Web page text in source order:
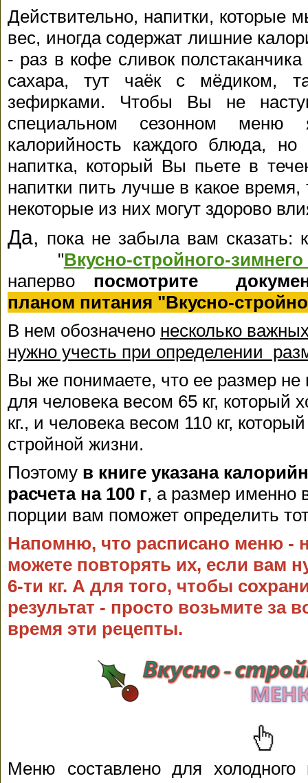
Действительно, напитки, которые
вес, иногда содержат лишние
- раз в кофе сливок
сахара, тут чаёк с мёдиком,
зефирками. Чтобы Вы не
специальном сезонном
калорийность каждого блюда, но
напитка, который Вы пьете в
напитки пить лучше в какое
некоторые из них могут здорово
Да, пока не забыла вам сказать:
"Вкусно-стройного-
наперво посмотрите
планом питания "Вкусно-
В нем обозначено несколько
нужно учесть при определении
Вы же понимаете, что ее размер
для человека весом 65 кг, который
кг., и человека весом 110 кг,
стройной жизни.
Поэтому в книге указана
расчета на 100 г, а размер именно
порции вам поможет определить
Напомню, что расписано меню -
можете повторять их, если вам
6-ти кг. А для того, чтобы
результат - просто возьмите за
время эти рецепты.
Меню составлено для холодного